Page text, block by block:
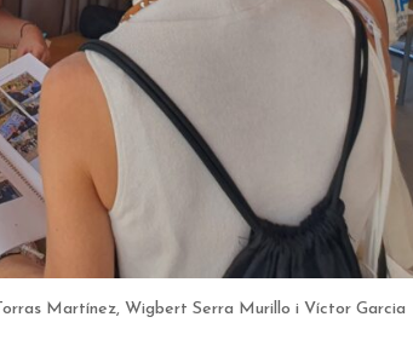
Martínez, Wigbert Serra Murillo i Víctor Garcia